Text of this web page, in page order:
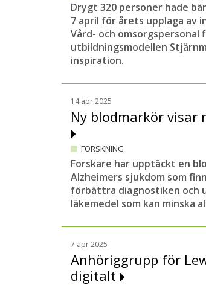
Drygt 320 personer hade
7 april för årets upplaga av
Vård- och
utbildningsmodellen
inspiration.
14 apr 2025
Ny blodmarkör visar
FORSKNING
Forskare har upptäckt en
Alzheimers sjukdom som
förbättra diagnostiken och
läkemedel som kan minska
7 apr 2025
Anhöriggrupp för
digitalt